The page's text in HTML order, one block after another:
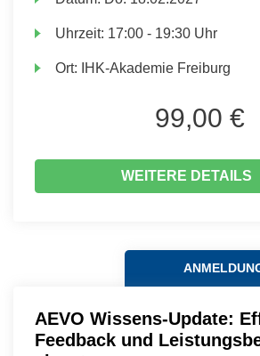
Uhrzeit: 17:00 - 19:30 Uhr
Ort: IHK-Akademie Freiburg
99,00 €
WEITERE DETAILS
AEVO Wissens-Update:
Feedback und